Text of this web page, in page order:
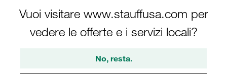
Vuoi visitare www.stauffusa.com per
vedere le offerte e i servizi locali?
No, resta.